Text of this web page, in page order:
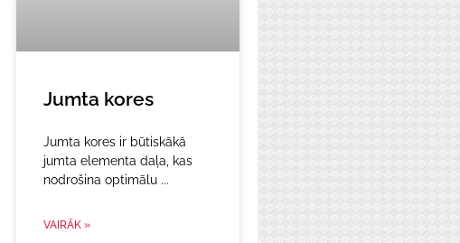
Jumta kores
Jumta kores ir būtiskākā
jumta elementa daļa, kas
nodrošina optimālu
VAIRĀK »